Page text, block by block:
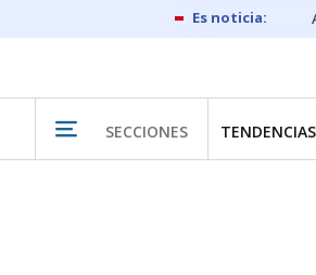
SECCIONES TENDENCIAS